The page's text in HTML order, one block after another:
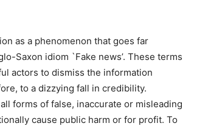
as a phenomenon that goes far
Saxon idiom `Fake news’. These terms
actors to dismiss the information
to a dizzying fall in credibility.
forms of false, inaccurate or misleading
cause public harm or for profit. To